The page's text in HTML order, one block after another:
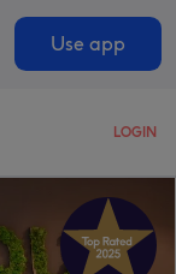
Use app
LOGIN